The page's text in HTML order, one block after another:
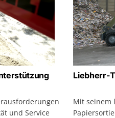
und Service
Liebherr-
Mit seinem